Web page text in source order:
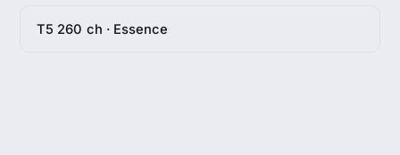
T5 260 ch · Essence